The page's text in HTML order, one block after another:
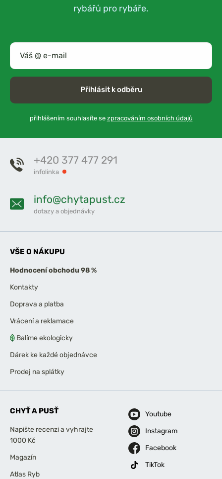
rybářů pro rybáře.
Přihlásit k odběru
přihlášením souhlasíte se zpracováním osobních údajů
+420 377 477 291
infolinka
info@chytapust.cz
dotazy a objednávky
VŠE O NÁKUPU
Hodnocení obchodu 98 %
Kontakty
Doprava a platba
Vrácení a reklamace
Balíme ekologicky
Dárek ke každé objednávce
Prodej na splátky
CHYŤ A PUSŤ
Napište recenzi a vyhrajte
1000 Kč
Magazín
Atlas Ryb
Youtube
Instagram
Facebook
TikTok